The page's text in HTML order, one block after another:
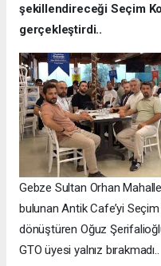
şekillendireceği Seçim
gerçekleştirdi..
Gebze Sultan Orhan
bulunan Antik Cafe’yi
dönüştüren Oğuz
GTO üyesi yalnız bırakmadı..